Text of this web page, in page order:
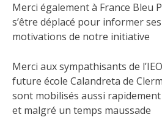
Merci également à France Bleu
s’être déplacé pour informer
motivations de notre initiative
Merci aux sympathisants de
future école Calandreta de
sont mobilisés aussi
et malgré un temps maussade